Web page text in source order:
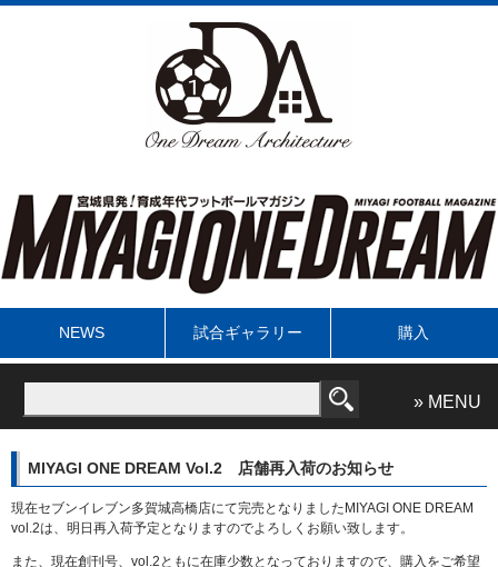
NEWS 試合ギャラリー 購入
» MENU
MIYAGI ONE DREAM Vol.2 店舗再入荷のお知らせ
現在セブンイレブン多賀城高橋店にて完売となりましたMIYAGI ONE DREAM
vol.2は、明日再入荷予定となりますのでよろしくお願い致します。
また、現在創刊号、vol.2ともに在庫少数となっておりますので、購入をご希望